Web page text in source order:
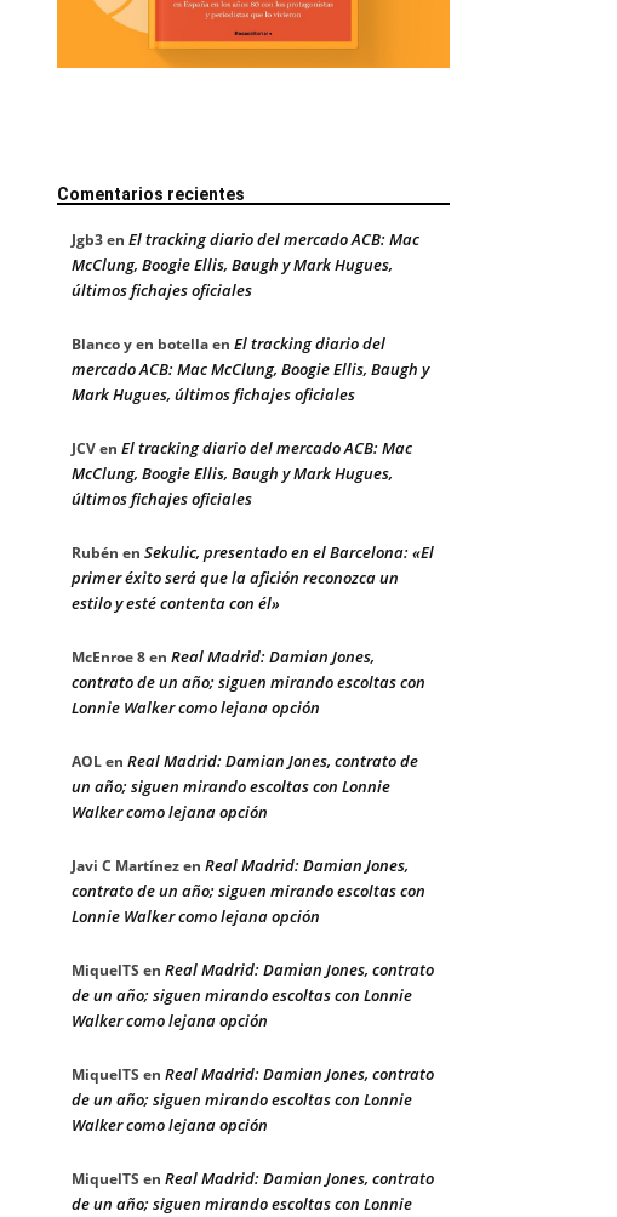
Comentarios recientes
Jgb3en El tracking diario del mercado ACB: Mac
McClung, Boogie Ellis, Baugh y Mark Hugues,
últimos fichajes oficiales
Blanco y en botellaen El tracking diario del
mercado ACB: Mac McClung, Boogie Ellis, Baugh y
Mark Hugues, últimos fichajes oficiales
JCVen El tracking diario del mercado ACB: Mac
McClung, Boogie Ellis, Baugh y Mark Hugues,
últimos fichajes oficiales
Rubén en Sekulic, presentado en el Barcelona: «El
primer éxito será que la afición reconozca un
estilo y esté contenta con él»
McEnroe 8en Real Madrid: Damian Jones,
contrato de un año; siguen mirando escoltas con
Lonnie Walker como lejana opción
AOLen Real Madrid: Damian Jones, contrato de
un año; siguen mirando escoltas con Lonnie
Walker como lejana opción
Javi C Martínezen Real Madrid: Damian Jones,
contrato de un año; siguen mirando escoltas con
Lonnie Walker como lejana opción
MiquelTS en Real Madrid: Damian Jones, contrato
de un año; siguen mirando escoltas con Lonnie
Walker como lejana opción
MiquelTS en Real Madrid: Damian Jones, contrato
de un año; siguen mirando escoltas con Lonnie
Walker como lejana opción
MiquelTS en Real Madrid: Damian Jones, contrato
de un año; siguen mirando escoltas con Lonnie